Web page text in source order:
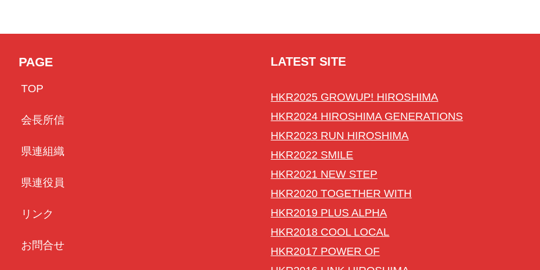
PAGE
TOP
会長所信
県連組織
県連役員
リンク
お問合せ
LATEST SITE
HKR2025 GROWUP! HIROSHIMA
HKR2024 HIROSHIMA GENERATIONS
HKR2023 RUN HIROSHIMA
HKR2022 SMILE
HKR2021 NEW STEP
HKR2020 TOGETHER WITH
HKR2019 PLUS ALPHA
HKR2018 COOL LOCAL
HKR2017 POWER OF